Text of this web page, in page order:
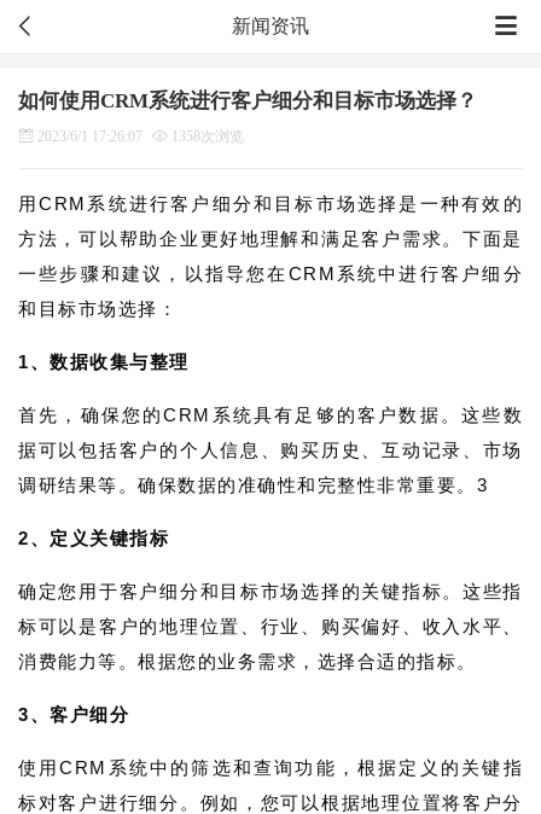
新闻资讯
如何使用CRM系统进行客户细分和目标市场选择？
2023/6/1 17:26:07 1358次浏览
用CRM系统进行客户细分和目标市场选择是一种有效的
方法，可以帮助企业更好地理解和满足客户需求。下面是
一些步骤和建议，以指导您在CRM系统中进行客户细分
和目标市场选择：
1、数据收集与整理
首先，确保您的CRM系统具有足够的客户数据。这些数
据可以包括客户的个人信息、购买历史、互动记录、市场
调研结果等。确保数据的准确性和完整性非常重要。3
2、定义关键指标
确定您用于客户细分和目标市场选择的关键指标。这些指
标可以是客户的地理位置、行业、购买偏好、收入水平、
消费能力等。根据您的业务需求，选择合适的指标。
3、客户细分
使用CRM系统中的筛选和查询功能，根据定义的关键指
标对客户进行细分。例如，您可以根据地理位置将客户分